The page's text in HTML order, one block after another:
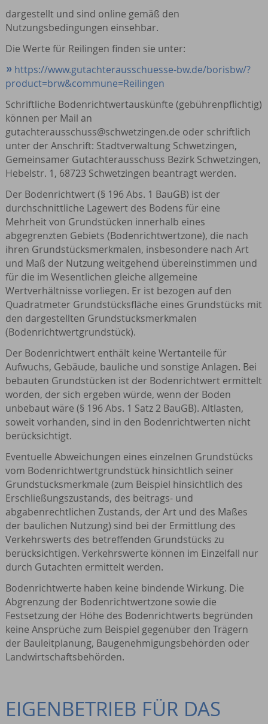
dargestellt und sind online gemäß den
Nutzungsbedingungen einsehbar.
Die Werte für Reilingen finden sie unter:
https://www.gutachterausschuesse-bw.de/borisbw/?
product=brw&commune=Reilingen
Schriftliche Bodenrichtwertauskünfte (gebührenpflichtig)
können per Mail an
gutachterausschuss@schwetzingen.de oder schriftlich
unter der Anschrift: Stadtverwaltung Schwetzingen,
Gemeinsamer Gutachterausschuss Bezirk Schwetzingen,
Hebelstr. 1, 68723 Schwetzingen beantragt werden.
Der Bodenrichtwert (§ 196 Abs. 1 BauGB) ist der
durchschnittliche Lagewert des Bodens für eine
Mehrheit von Grundstücken innerhalb eines
abgegrenzten Gebiets (Bodenrichtwertzone), die nach
ihren Grundstücksmerkmalen, insbesondere nach Art
und Maß der Nutzung weitgehend übereinstimmen und
für die im Wesentlichen gleiche allgemeine
Wertverhältnisse vorliegen. Er ist bezogen auf den
Quadratmeter Grundstücksfläche eines Grundstücks mit
den dargestellten Grundstücksmerkmalen
(Bodenrichtwertgrundstück).
Der Bodenrichtwert enthält keine Wertanteile für
Aufwuchs, Gebäude, bauliche und sonstige Anlagen. Bei
bebauten Grundstücken ist der Bodenrichtwert ermittelt
worden, der sich ergeben würde, wenn der Boden
unbebaut wäre (§ 196 Abs. 1 Satz 2 BauGB). Altlasten,
soweit vorhanden, sind in den Bodenrichtwerten nicht
berücksichtigt.
Eventuelle Abweichungen eines einzelnen Grundstücks
vom Bodenrichtwertgrundstück hinsichtlich seiner
Grundstücksmerkmale (zum Beispiel hinsichtlich des
Erschließungszustands, des beitrags- und
abgabenrechtlichen Zustands, der Art und des Maßes
der baulichen Nutzung) sind bei der Ermittlung des
Verkehrswerts des betreffenden Grundstücks zu
berücksichtigen. Verkehrswerte können im Einzelfall nur
durch Gutachten ermittelt werden.
Bodenrichtwerte haben keine bindende Wirkung. Die
Abgrenzung der Bodenrichtwertzone sowie die
Festsetzung der Höhe des Bodenrichtwerts begründen
keine Ansprüche zum Beispiel gegenüber den Trägern
der Bauleitplanung, Baugenehmigungsbehörden oder
Landwirtschaftsbehörden.
EIGENBETRIEB FÜR DAS